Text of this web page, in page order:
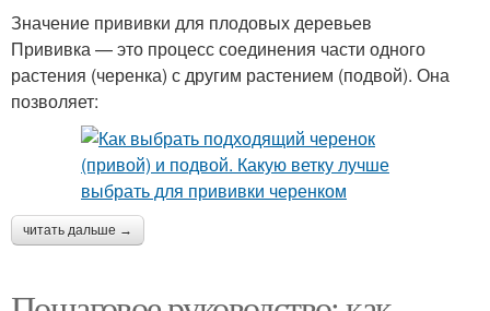
Значение прививки для плодовых деревьев
Прививка — это процесс соединения части одного
растения (черенка) с другим растением (подвой). Она
позволяет:
читать дальше →